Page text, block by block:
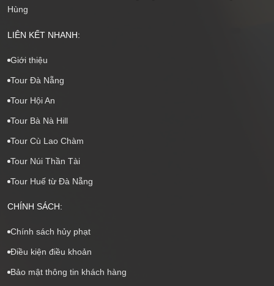
Hùng
LIÊN KẾT NHANH:
Giới thiệu
Tour Đà Nẵng
Tour Hội An
Tour Bà Nà Hill
Tour Cù Lao Chàm
Tour Núi Thần Tài
Tour Huế từ Đà Nẵng
CHÍNH SÁCH:
Chính sách hủy phạt
Điều kiện điều khoản
Bảo mật thông tin khách hàng